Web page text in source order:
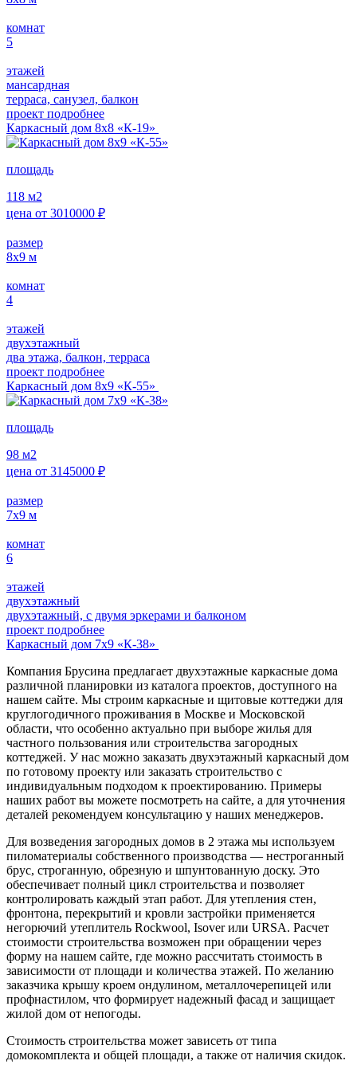
комнат
5
этажей
мансардная
терраса, санузел, балкон
проект подробнее
Каркасный дом 8х8 «К-19»
площадь
118 м2
цена от 3010000 ₽
размер
8х9 м
комнат
4
этажей
двухэтажный
два этажа, балкон, терраса
проект подробнее
Каркасный дом 8х9 «К-55»
площадь
98 м2
цена от 3145000 ₽
размер
7х9 м
комнат
6
этажей
двухэтажный
двухэтажный, с двумя эркерами и балконом
проект подробнее
Каркасный дом 7х9 «К-38»
Компания Брусина предлагает двухэтажные каркасные дома
различной планировки из каталога проектов, доступного на
нашем сайте. Мы строим каркасные и щитовые коттеджи для
круглогодичного проживания в Москве и Московской
области, что особенно актуально при выборе жилья для
частного пользования или строительства загородных
коттеджей. У нас можно заказать двухэтажный каркасный дом
по готовому проекту или заказать строительство с
индивидуальным подходом к проектированию. Примеры
наших работ вы можете посмотреть на сайте, а для уточнения
деталей рекомендуем консультацию у наших менеджеров.
Для возведения загородных домов в 2 этажа мы используем
пиломатериалы собственного производства — нестроганный
брус, строганную, обрезную и шпунтованную доску. Это
обеспечивает полный цикл строительства и позволяет
контролировать каждый этап работ. Для утепления стен,
фронтона, перекрытий и кровли застройки применяется
негорючий утеплитель Rockwool, Isover или URSA. Расчет
стоимости строительства возможен при обращении через
форму на нашем сайте, где можно рассчитать стоимость в
зависимости от площади и количества этажей. По желанию
заказчика крышу кроем ондулином, металлочерепицей или
профнастилом, что формирует надежный фасад и защищает
жилой дом от непогоды.
Стоимость строительства может зависеть от типа
домокомплекта и общей площади, а также от наличия скидок.